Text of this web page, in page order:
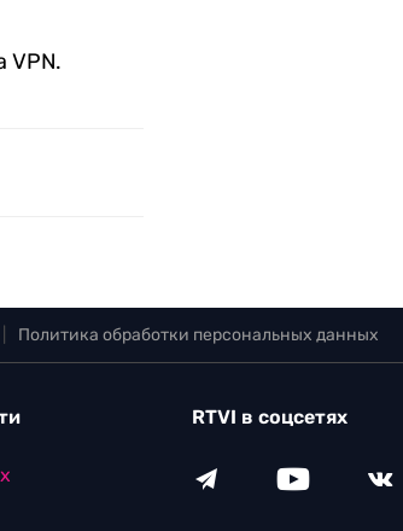
VPN.
Политика обработки персональных данных
RTVI в соцсетях